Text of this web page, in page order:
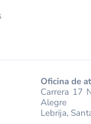
Oficina de
Carrera 17
Alegre
Lebrija,